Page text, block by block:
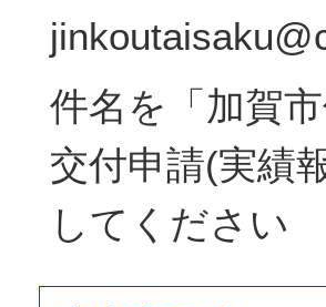
件名を「加賀
交付申請(実績
してください